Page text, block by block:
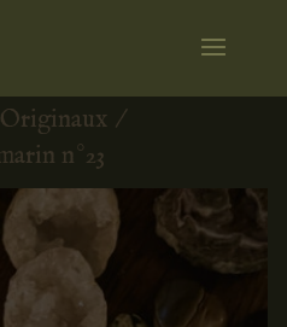
Originaux /
n°23